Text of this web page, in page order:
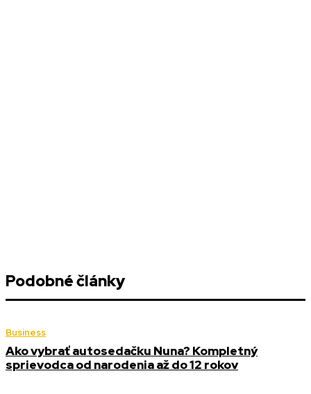
Podobné články
Business
Ako vybrať autosedačku Nuna? Kompletný
sprievodca od narodenia až do 12 rokov